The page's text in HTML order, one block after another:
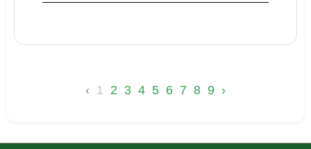
‹ 1 2 3 4 5 6 7 8 9 ›